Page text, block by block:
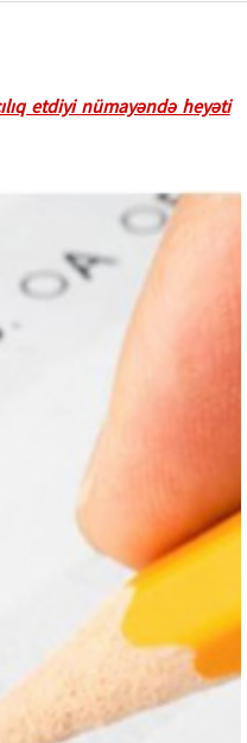
etdiyi nümayəndə heyəti